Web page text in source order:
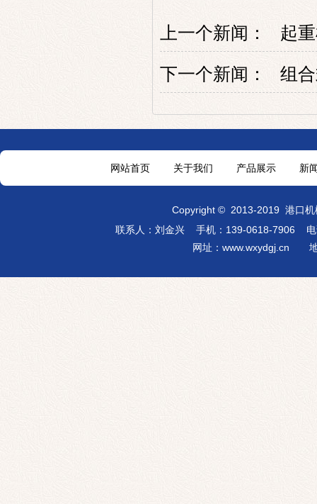
上一个新闻： 起
下一个新闻： 组
网站首页 关于我们 产品展示 新
Copyright© 2013-2019 港口机
联系人：刘金兴 手机：139-0618-7906 电
网址： www.wxydgj.cn 地